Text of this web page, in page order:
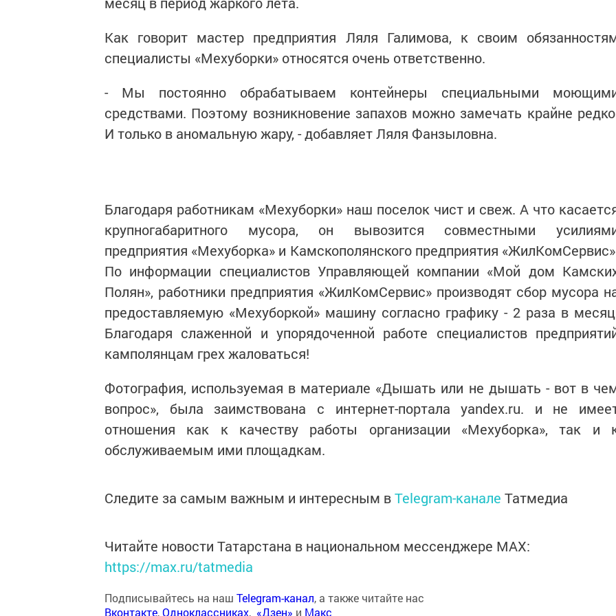
Как говорит мастер предприятия Ляля Галимова, к своим
специалисты «Мехуборки» относятся очень ответственно.
- Мы постоянно обрабатываем контейнеры специальными
средствами. Поэтому возникновение запахов можно замечать крайне
И только в аномальную жару, - добавляет Ляля Фанзыловна.
Благодаря работникам «Мехуборки» наш поселок чист и свеж. А что
крупногабаритного мусора, он вывозится совместными
предприятия «Мехуборка» и Камскополянского предприятия
По информации специалистов Управляющей компании «Мой дом
Полян», работники предприятия «ЖилКомСервис» производят сбор мусора
предоставляемую «Мехуборкой» машину согласно графику - 2 раза в
Благодаря слаженной и упорядоченной работе специалистов
камполянцам грех жаловаться!
Фотография, используемая в материале «Дышать или не дышать - вот в
вопрос», была заимствована с интернет-портала yandex.ru. и не
отношения как к качеству работы организации «Мехуборка», так и
обслуживаемым ими площадкам.
Следите за самым важным и интересным вTelegram-канале Татмедиа
Читайте новости Татарстана в национальном мессенджере MАХ:
https://max.ru/tatmedia
Подписывайтесь на наш Telegram-канал, а также читайте нас
Вконтакте,Одноклассниках, «Дзен» и Макс